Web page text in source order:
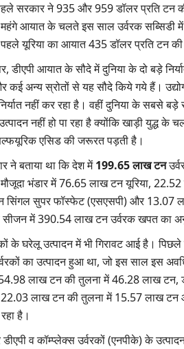
सरकार ने 935 और 959 डॉलर प्रति टन
आयात के चलते इस साल उर्वरक सब्सिडी में
यूरिया का आयात 435 डॉलर प्रति टन की
डीएपी आयात के सौदे में दुनिया के दो बड़े
कई अन्य स्रोतों से यह सौदे किये गये हैं।
नहीं कर रहा है। वहीं दुनिया के सबसे
नहीं हो पा रहा है क्योंकि खाड़ी युद्ध
एसिड की जरूरत पड़ती है।
ने बताया था कि देश में199.65 लाख टन
भंडार में 76.65 लाख टन यूरिया,
सिंगल सुपर फॉस्फेट (एसएसपी) और 13.07
में 390.54 लाख टन उर्वरक खपत का
के घरेलू उत्पादन में भी गिरावट आई है।
का उत्पादन हुआ था, जो इस साल इस
54.98 लाख टन की तुलना में 46.28 लाख टन,
लाख टन की तुलना में 15.57 लाख
है।
व कॉम्प्लेक्स उर्वरकों (एनपीके) के